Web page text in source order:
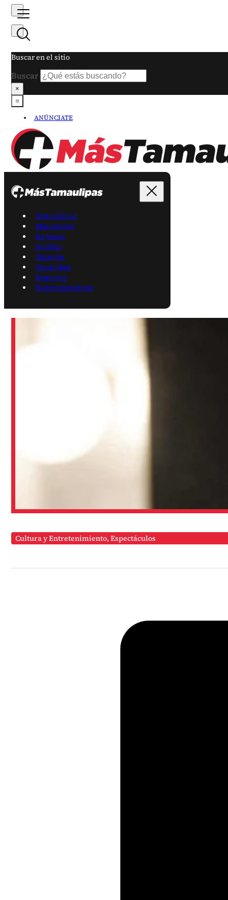
Buscar en el sitio
Buscar
×
ANÚNCIATE
Tamaulipas
Matamoros
Reynosa
Política
Opinión
Seguridad
Deportes
Entretenimiento
Cultura y Entretenimiento,Espectáculos